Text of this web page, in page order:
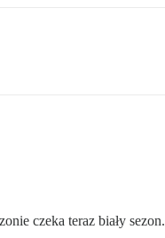
czeka teraz biały sezon.